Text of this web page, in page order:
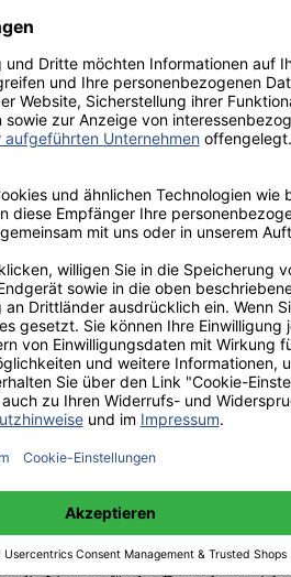
zu erkennen war, denn
Wie bereits in Kapitel 2 erwähnt,
von Beginn an vorhanden und nicht
Rasse die einzig akzeptable sei,
müsse die Bildung durch
die Rassenkunde nicht nur ein
werden, dass eine
regelmäßig betont, dass nur das
gelehrt werden, was in der Literatur
erforderlich, welche die
sollten. Zusätzlich standen die
der Lehrerausbildung war demnach
und Prüfungsvorschriften erneuert.
da sie sich nur durch
sich also die Neugestaltung
auszeichnete, sodass die
systematisch und in
der Bildung erzielt werden konnte.
die nationalsozialistische
die Schüler vom deutschen
mit den bereits vorhandenen
Fächerkanon die geringsten
im Deutschunterricht die